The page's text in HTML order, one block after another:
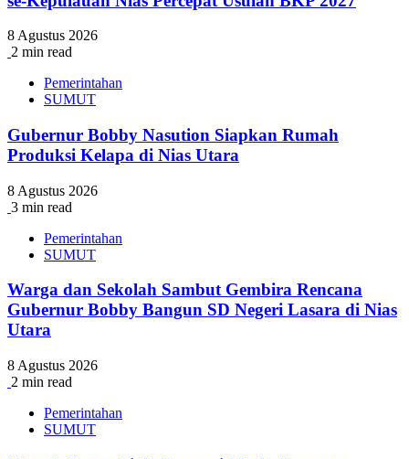
8 Agustus 2026
2 min read
Pemerintahan
SUMUT
Gubernur Bobby Nasution Siapkan Rumah
Produksi Kelapa di Nias Utara
8 Agustus 2026
3 min read
Pemerintahan
SUMUT
Warga dan Sekolah Sambut Gembira Rencana
Gubernur Bobby Bangun SD Negeri Lasara di Nias
Utara
8 Agustus 2026
2 min read
Pemerintahan
SUMUT